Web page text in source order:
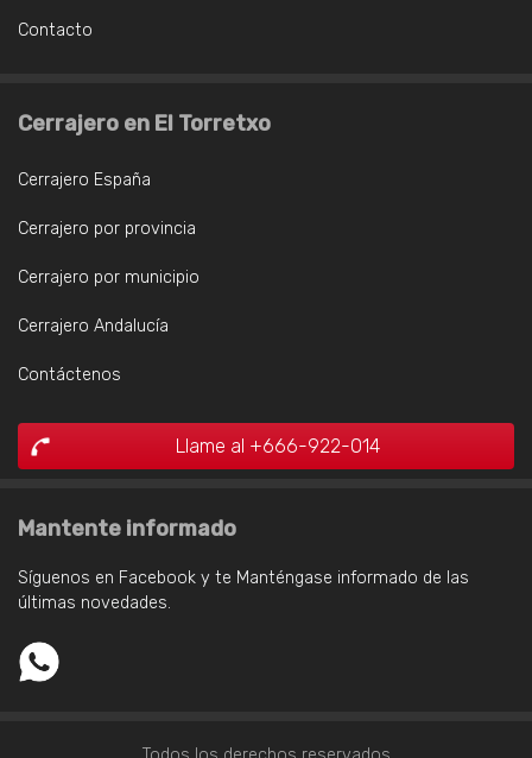
Contacto
Cerrajero en El Torretxo
Cerrajero España
Cerrajero por provincia
Cerrajero por municipio
Cerrajero Andalucía
Contáctenos
Llame al +666-922-014
Mantente informado
Síguenos en Facebook y te Manténgase informado de las
últimas novedades.